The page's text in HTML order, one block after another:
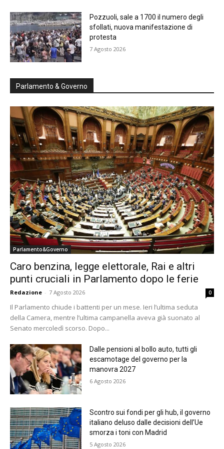
Pozzuoli, sale a 1700 il numero degli
sfollati, nuova manifestazione di
protesta
7 Agosto 2026
Parlamento & Governo
Parlamento&Governo
Caro benzina, legge elettorale, Rai e altri
punti cruciali in Parlamento dopo le ferie
Redazione - 7 Agosto 2026 0
Il Parlamento chiude i battenti per un mese. Ieri l’ultima seduta
della Camera, mentre l’ultima campanella aveva già suonato al
Senato mercoledì scorso. Dopo...
Dalle pensioni al bollo auto, tutti gli
escamotage del governo per la
manovra 2027
6 Agosto 2026
Scontro sui fondi per gli hub, il governo
italiano deluso dalle decisioni dell’Ue
smorza i toni con Madrid
5 Agosto 2026